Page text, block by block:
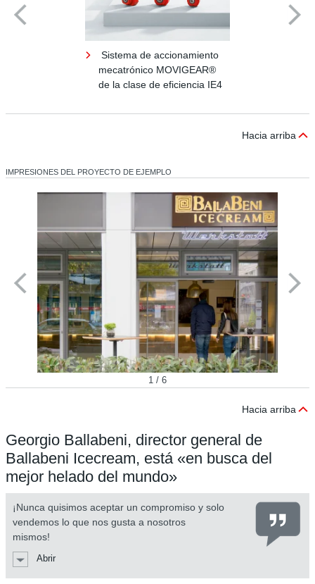
Sistema de accionamiento
mecatrónico MOVIGEAR®
de la clase de eficiencia IE4
Hacia arriba
IMPRESIONES DEL PROYECTO DE EJEMPLO
1 / 6
Hacia arriba
Georgio Ballabeni, director general de
Ballabeni Icecream, está «en busca del
mejor helado del mundo»
¡Nunca quisimos aceptar un compromiso y solo
vendemos lo que nos gusta a nosotros
mismos!
Abrir